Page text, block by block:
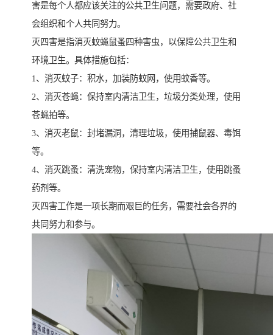
害是每个人都应该关注的公共卫生问题，需要政府、社
会组织和个人共同努力。
灭四害是指消灭蚊蝇鼠蚤四种害虫，以保障公共卫生和
环境卫生。具体措施包括：
1、消灭蚊子：积水，加装防蚊网，使用蚊香等。
2、消灭苍蝇：保持室内清洁卫生，垃圾分类处理，使用
苍蝇拍等。
3、消灭老鼠：封堵漏洞，清理垃圾，使用捕鼠器、毒饵
等。
4、消灭跳蚤：清洗宠物，保持室内清洁卫生，使用跳蚤
药剂等。
灭四害工作是一项长期而艰巨的任务，需要社会各界的
共同努力和参与。